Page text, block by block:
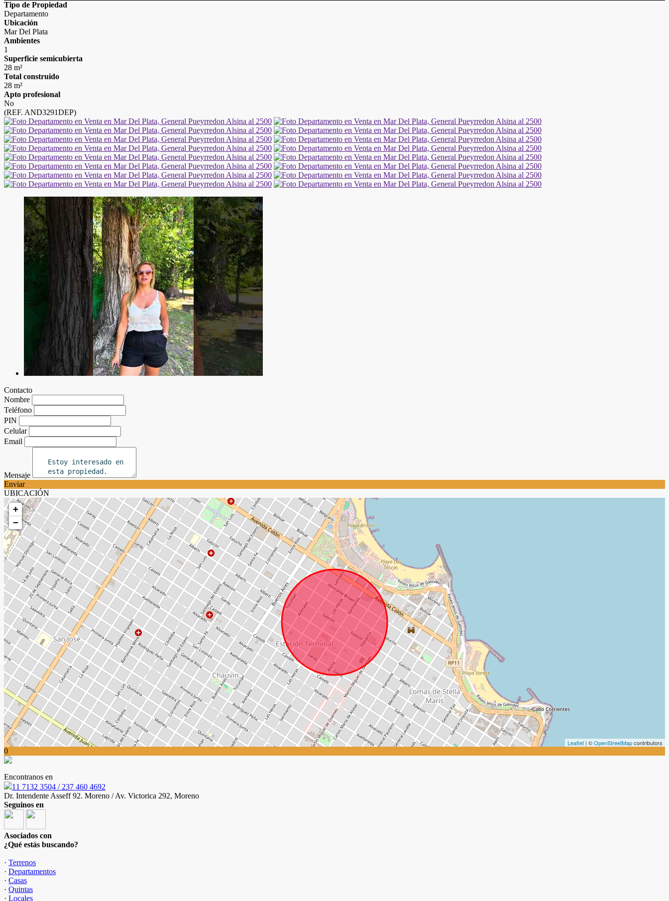
Tipo de Propiedad
Departamento
Ubicación
Mar Del Plata
Ambientes
1
Superficie semicubierta
28 m²
Total construido
28 m²
Apto profesional
No
(REF. AND3291DEP)
Contacto
Nombre
Teléfono
PIN
Celular
Email
Mensaje
Enviar
UBICACIÓN
+
−
Leaflet | ©OpenStreetMapcontributors
0
Encontranos en
11 7132 3504 / 237 460 4692
Dr. Intendente Asseff 92. Moreno / Av. Victorica 292, Moreno
Seguinos en
Asociados con
¿Qué estás buscando?
· Terrenos
· Departamentos
· Casas
· Quintas
· Locales